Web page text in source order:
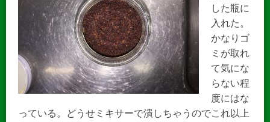
した瓶に
入れた。
かなりゴ
ミが取れ
て気にな
らない程
度にはな
っている。どうせミキサーで潰しちゃうのでこれ以上